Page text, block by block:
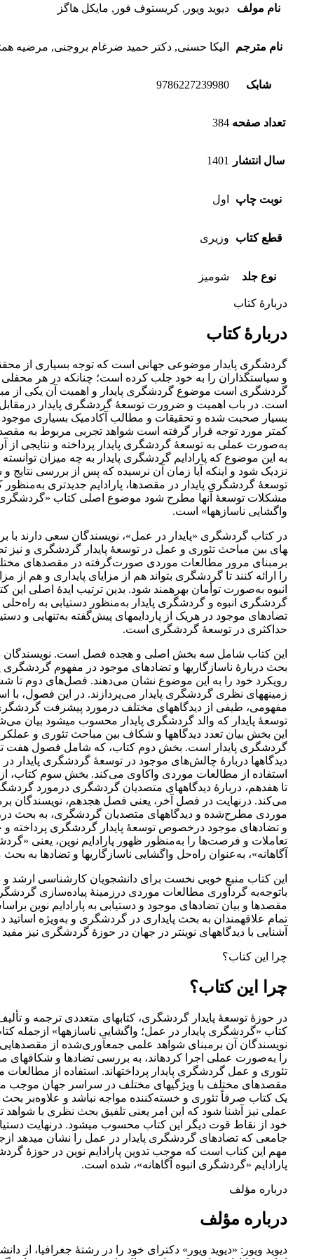
نام مولف دیوید ویور, کریستوف فور, مایکل هاگز
نام مترجم الیکا حسنی, دكتر حمید ضرغام بروجنی, مرضیه
شابک 9786227239980
تعداد صفحه 384
سال انتشار 1401
نوبت چاپ اول
قطع کتاب وزیری
نوع جلد شومیز
دربارهٔ کتاب
دربارهٔ کتاب
گردشگری پایدار موضوعی جهانی است که توجه بسیاری از
و سیاست­گذاران را به خود جلب کرده است؛ چنانکه در هر
گردشگری است موضوع گردشگری پایدار و اهمیت آن یکی از
است. در باب اهمیت و ضرورت توسعۀ گردشگری پایدار
بسیار صحبت شده و تحقیقات و مطالب آکادمیک بسیاری موجود
کمتر مورد توجه قرار گرفته است شواهد تجربی مربوط به
به‌صورت عملی به توسعۀ گردشگری پایدار پرداخته­ و نتایجی از
به این موضوع که پارادایم گردشگری پایدار به چه میزان
نزدیک شود و اینکه آیا زمان آن نرسیده که پس از بررسی نتایج
توسعۀ گردشگری پایدار در مقصدها، پارادایم جدیدتری
مشکلات توسعۀ آنها مطرح شود موضوع اصلی کتاب «گردشگری
واگشایی ناسازه­ها» است.
های بین مباحث تئوری و عمل در توسعۀ پایدار گردشگری و نیز
برمبنای مرور مطالعات موردی صورت‌گرفته در مقصدهای
را ارائه کنند تا گردشگری بتواند هم از مزایای پایداری و هم از
انبوه به‌صورت توأمان بهره­مند شود. بدین ترتیب ایدۀ اصلی این
گردشگری انبوه و گردشگری پایدار به‌منظور دستیابی به راه‌حلی
تضادهای موجود در هریک از پاردایم­های پیش‌گفته به‌تنهایی و
حداکثری در توسعۀ گردشگری است.
این کتاب شامل سه بخش اصلی و هجده فصل است. نویسندگان
بحث دربارۀ ناسازگاری­ها و تضادهای موجود در مفهوم گردشگری
رویکرد خود را به این موضوع نشان می‌دهند. فصل‌های دوم تا
زمینه­های نظری گردشگری پایدار می‌پردازند. در این فصول، با
مفهومی، طیفی از دیدگاه­های مختلف درمورد پیشرفت
توسعۀ پایدار که والد گردشگری پایدار محسوب می­شود بیان
این بخش بیان تعدد دیدگاه­ها و شکاف بین مباحث تئوری و
گردشگری پایدار است. بخش دوم کتاب، که شامل فصول هفت
دیدگاه­ها دربارۀ چالش‌های موجود در توسعۀ گردشگری پایدار در
استفاده از مطالعات موردی واکاوی می‌کند. بخش سوم کتاب،
تا هفدهم، دربارۀ دیدگاه­های متصدیان گردشگری درمورد
می‌کند. درنهایت در فصل آخر، یعنی فصل هجدهم، نویسندگان
موردی مطرح‌شده و دیدگاه­های متصدیان گردشگری، به بحث
و تضادهای موجود درخصوص توسعۀ پایدار گردشگری پرداخته و
تعاملات و فرصت‌ها را به‌منظور ظهور پارادایم نوین، یعنی
آگاهانه»، به‌عنوان راه‌حل واگشایی ناسازگاری­ها و تضادها به بحث
این کتاب منبع خوبی نخست برای دانشجویان کارشناسی ارشد
باتوجه‌به گردآوری مطالعات موردی درزمینۀ پیاده‌سازی
مقصدها و بیان تضادهای موجود و دستیابی به پارادایم نوین
تمام علاقه­مندان به بحث پایداری در گردشگری و به‌ویژه اساتید
آشنایی با دیدگاه­های نوین­تر در جهان در حوزۀ گردشگری نیز
چرا این کتاب؟
چرا این کتاب؟
در حوزۀ توسعۀ پایدار گردشگری، کتاب­های متعددی ترجمه و
کتاب «گردشگری پایدار در عمل؛ واگشایی ناسازه­ها» ازجمله
نویسندگان آن برمبنای شواهد علمی جمع­آوری‌شده از مقصدهایی
را به‌صورت عملی اجرا کرده­اند، به بررسی تضادها و شکاف­های
تئوری و عمل گردشگری پایدار پرداخته­اند. استفاده از مطالعات
مقصدهای مختلف با ویژگی­های مختلف در سراسر جهان موجب
یک کتاب صرفاً تئوری و خسته‌کننده مواجه نباشد و علاوه‌بر
عملی نیز آشنا شود که این امر یعنی تلفیق بحث نظری با
خود از نقاط قوت دیگر این کتاب محسوب می­شود. درنهایت
جامعی که تضادهای گردشگری پایدار در عمل را نشان می­دهد
مهم این کتاب است که موجب تدوین پارادایم نوین در حوزۀ
پارادایم «گردشگری انبوه آگاهانه»، شده است.
درباره مؤلف
درباره مؤلف
دیوید ویور: «دیوید ویور» دکترای خود را در رشتۀ جغرافیا، از